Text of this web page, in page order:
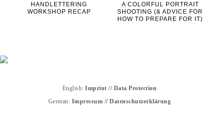
HANDLETTERING
WORKSHOP RECAP
A COLORFUL PORTRAIT
SHOOTING (& ADVICE FOR
HOW TO PREPARE FOR IT)
English:Imprint // Data Protection
German: Impressum //Datenschutzerklärung